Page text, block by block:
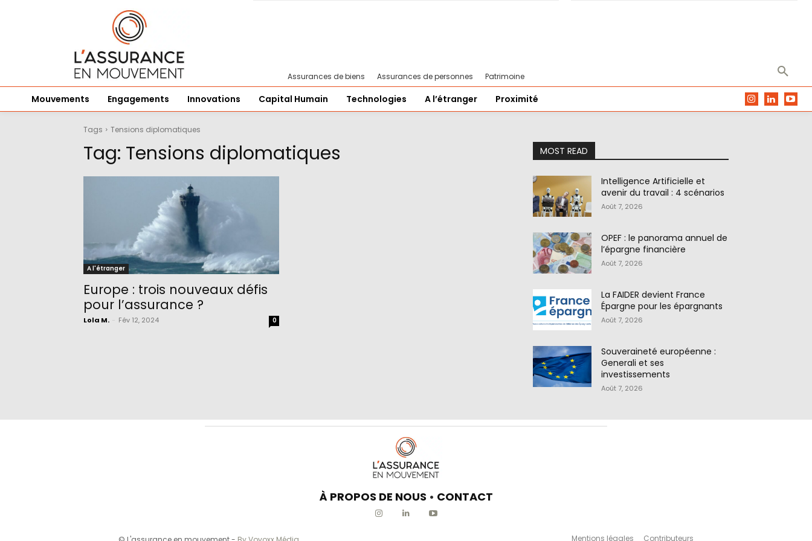
Assurances de biens Assurances de personnes Patrimoine
Mouvements Engagements Innovations Capital Humain Technologies A l’étranger Proximité
Tags Tensions diplomatiques
Tag: Tensions diplomatiques
A l'étranger
Europe : trois nouveaux défis
pour l’assurance ?
Lola M. Fév 12, 2024 0
MOST READ
Intelligence Artificielle et
avenir du travail : 4 scénarios
Août 7, 2026
OPEF : le panorama annuel de
l’épargne financière
Août 7, 2026
La FAIDER devient France
Épargne pour les épargnants
Août 7, 2026
Souveraineté européenne :
Generali et ses
investissements
Août 7, 2026
À PROPOS DE NOUS • CONTACT
Mentions légales Contributeurs